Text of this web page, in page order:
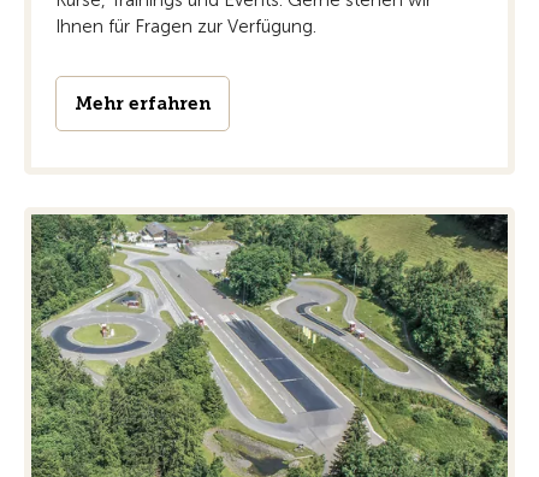
Ihnen für Fragen zur Verfügung.
Mehr erfahren